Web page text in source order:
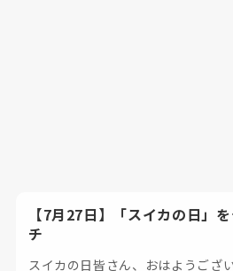
【7月27日】「スイカの日」
チ
スイカの日皆さん、おはようござ